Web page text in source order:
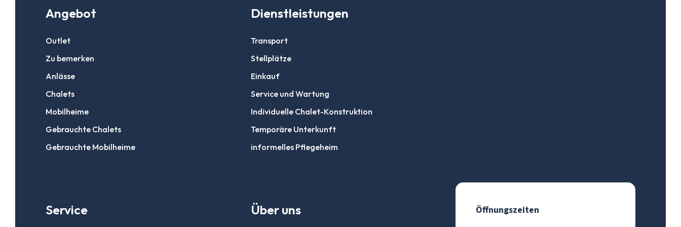
Angebot
Outlet
Zu bemerken
Anlässe
Chalets
Mobilheime
Gebrauchte Chalets
Gebrauchte Mobilheime
Dienstleistungen
Transport
Stellplätze
Einkauf
Service und Wartung
Individuelle Chalet-Konstruktion
Temporäre Unterkunft
informelles Pflegeheim
Service Über uns Öffnungszeiten